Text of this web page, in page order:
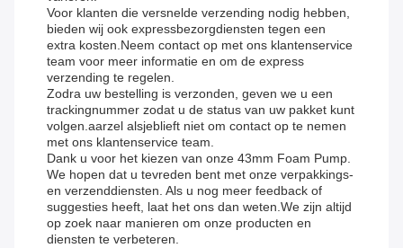
Voor klanten die versnelde verzending nodig hebben,
bieden wij ook expressbezorgdiensten tegen een
extra kosten.Neem contact op met ons klantenservice
team voor meer informatie en om de express
verzending te regelen.
Zodra uw bestelling is verzonden, geven we u een
trackingnummer zodat u de status van uw pakket kunt
volgen.aarzel alsjeblieft niet om contact op te nemen
met ons klantenservice team.
Dank u voor het kiezen van onze 43mm Foam Pump.
We hopen dat u tevreden bent met onze verpakkings-
en verzenddiensten. Als u nog meer feedback of
suggesties heeft, laat het ons dan weten.We zijn altijd
op zoek naar manieren om onze producten en
diensten te verbeteren.